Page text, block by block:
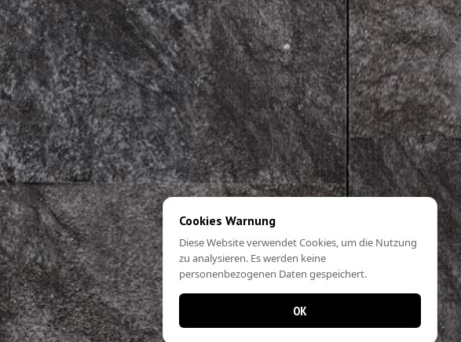
Cookies Warnung
Diese Website verwendet Cookies, um die Nutzung
zu analysieren. Es werden keine
personenbezogenen Daten gespeichert.
OK